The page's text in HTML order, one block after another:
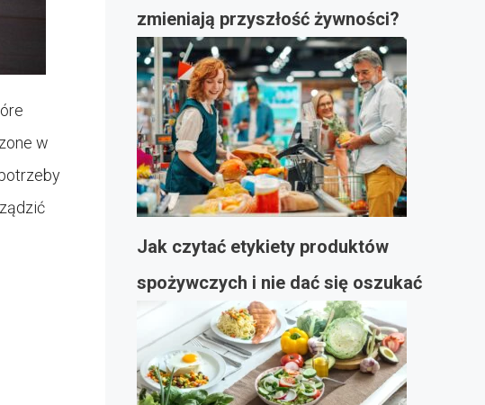
w
zmieniają przyszłość żywności?
Jak czytać etykiety produktów
spożywczych i nie dać się oszukać